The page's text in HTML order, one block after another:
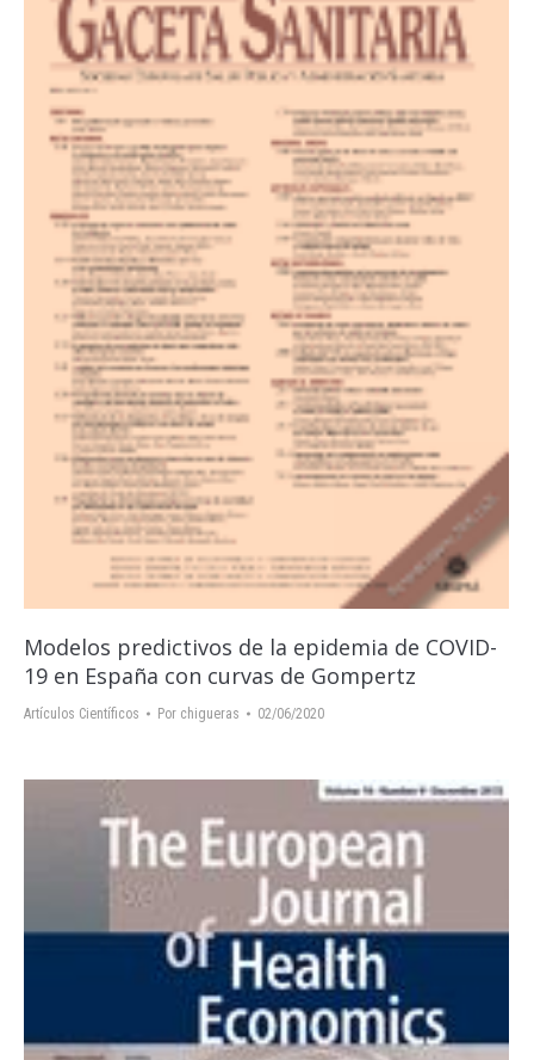
Modelos predictivos de la epidemia de COVID-
19 en España con curvas de Gompertz
Artículos Científicos Por chigueras 02/06/2020